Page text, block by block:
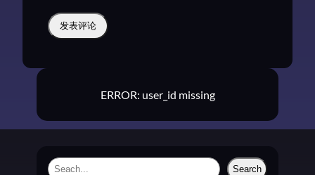
ERROR: user_id missing
S
Search